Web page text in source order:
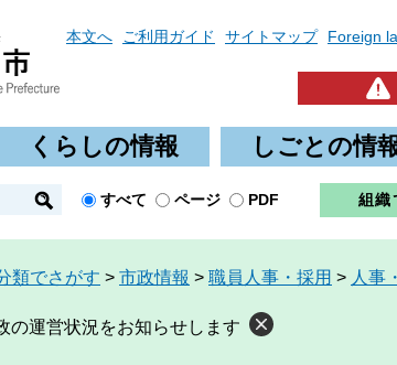
本文へ ご利用ガイド サイトマップ Foreign
くらしの情報 しごとの情
すべて ページ PDF 組織
類でさがす > 市政情報 > 職員人事・採用 > 人事
の運営状況をお知らせします